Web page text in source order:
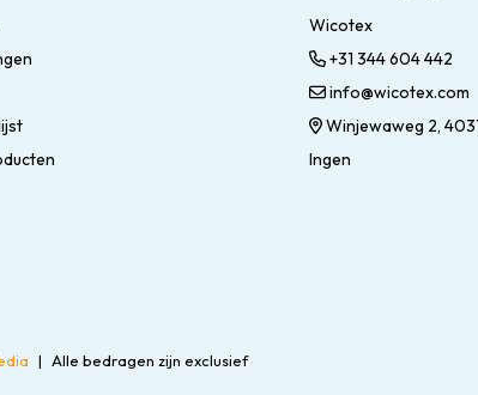
Wicotex
+31 344 604 442
info@wicotex.com
Winjewaweg 2,
Ingen
| Alle bedragen zijn exclusief